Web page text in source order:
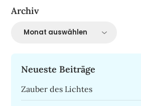
Archiv
Archiv
Neueste Beiträge
Zauber des Lichtes